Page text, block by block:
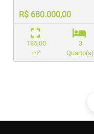
R$ 680.000,00
185,00
m²
3
Quarto(s)